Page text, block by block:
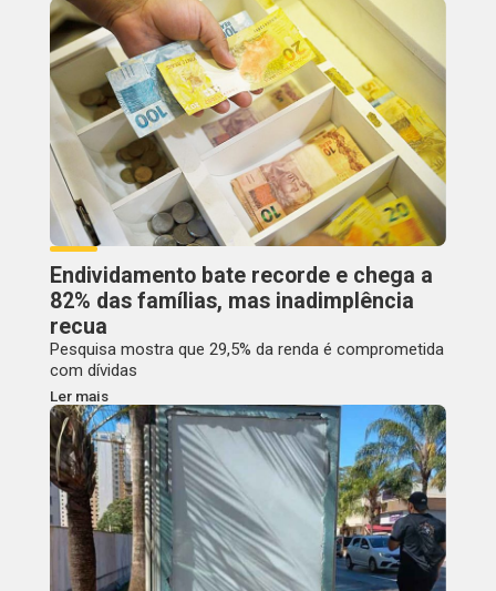
Endividamento bate recorde e chega a
82% das famílias, mas inadimplência
recua
Pesquisa mostra que 29,5% da renda é comprometida
com dívidas
Ler mais